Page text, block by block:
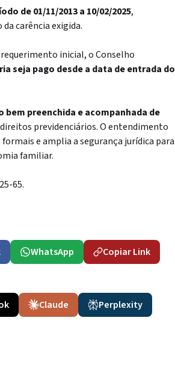
de 01/11/2013 a 10/02/2025,
carência exigida.
inicial, o Conselho
seja pago desde a data de entrada do
preenchida e acompanhada de
previdenciários. O entendimento
e amplia a segurança jurídica para
familiar.
65.
WhatsApp Copiar Link
Claude Perplexity